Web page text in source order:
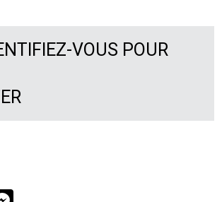
VOUS POUR